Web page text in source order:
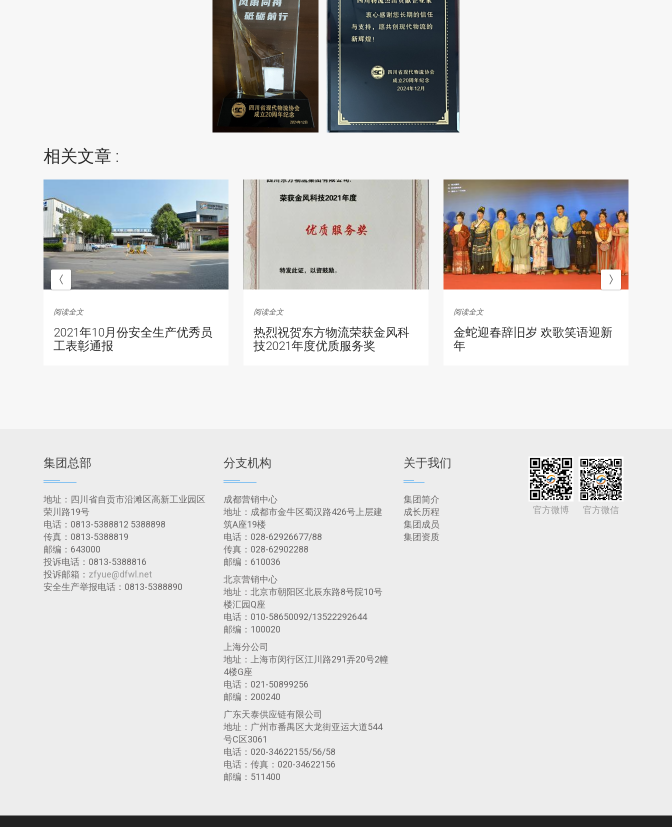
相关文章 :
阅读全文
2021年10月份安全生产优秀员
工表彰通报
阅读全文
热烈祝贺东方物流荣获金风科
技2021年度优质服务奖
阅读全文
金蛇迎春辞旧岁 欢歌笑语迎新
年
集团总部
地址：四川省自贡市沿滩区高新工业园区
荣川路19号
电话：0813-5388812 5388898
传真：0813-5388819
邮编：643000
投诉电话：0813-5388816
投诉邮箱： zfyue@dfwl.net
安全生产举报电话：0813-5388890
分支机构
成都营销中心
地址：成都市金牛区蜀汉路426号上层建
筑A座19楼
电话：028-62926677/88
传真：028-62902288
邮编：610036
北京营销中心
地址：北京市朝阳区北辰东路8号院10号
楼汇园Q座
电话：010-58650092/13522292644
邮编：100020
上海分公司
地址：上海市闵行区江川路291弄20号2幢
4楼G座
电话：021-50899256
邮编：200240
广东天泰供应链有限公司
地址：广州市番禺区大龙街亚运大道544
号C区3061
电话：020-34622155/56/58
电话：传真：020-34622156
邮编：511400
关于我们
集团简介
成长历程
集团成员
集团资质
官方微博 官方微信